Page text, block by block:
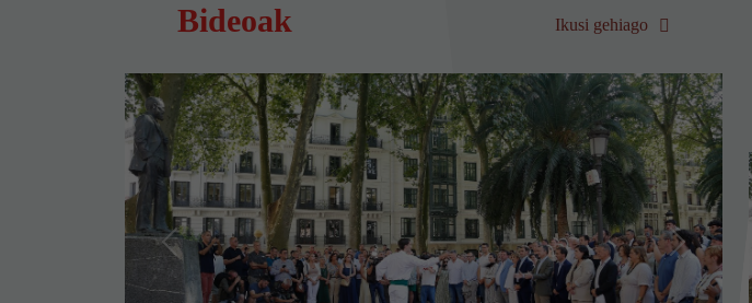
Bideoak Ikusi gehiago
Aurrekoa Hurrengoa